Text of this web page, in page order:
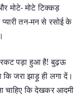
मोटे- मोटे टिक्कड़
तन-मन से रसोई के
पड़ा हुआ है! बुढ़ऊ
कि जरा झाड़ू ही लगा दें।
चाहिए कि देखकर आदमी